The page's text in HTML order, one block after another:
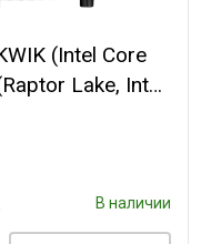
(Intel Core
Lake, Intel
ГБ ОЗУ (2
В наличии